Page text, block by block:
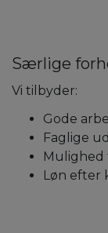
Særlige
Vi tilbyder:
Gode
Faglige
Mulighed
Løn efter